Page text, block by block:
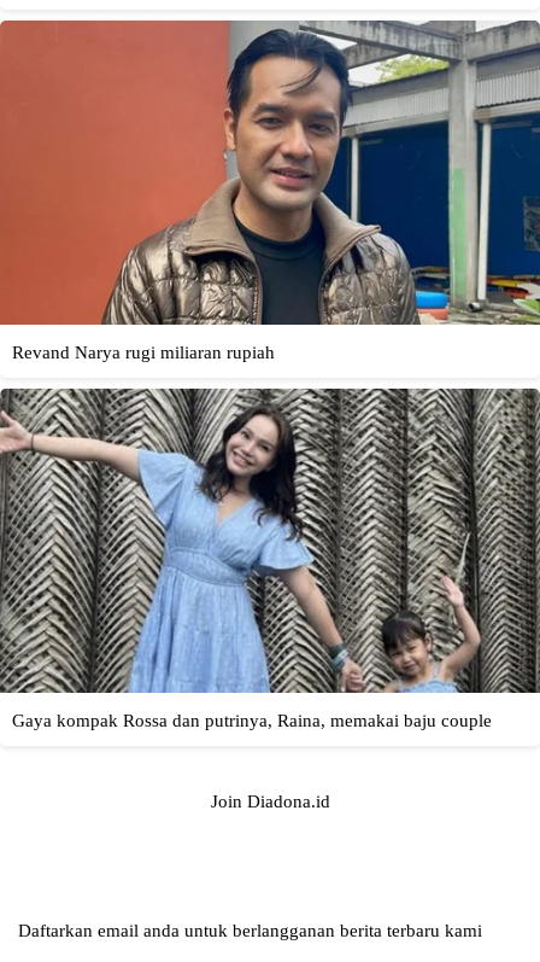
Join Diadona.id
Daftarkan email anda untuk berlangganan berita terbaru kami